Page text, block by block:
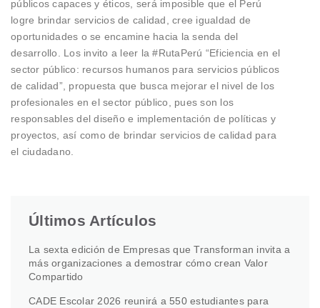
públicos capaces y éticos, será imposible que el Perú
logre brindar servicios de calidad, cree igualdad de
oportunidades o se encamine hacia la senda del
desarrollo. Los invito a leer la #RutaPerú “Eficiencia en el
sector público: recursos humanos para servicios públicos
de calidad”, propuesta que busca mejorar el nivel de los
profesionales en el sector público, pues son los
responsables del diseño e implementación de políticas y
proyectos, así como de brindar servicios de calidad para
el ciudadano.
Últimos Artículos
La sexta edición de Empresas que Transforman invita a
más organizaciones a demostrar cómo crean Valor
Compartido
CADE Escolar 2026 reunirá a 550 estudiantes para